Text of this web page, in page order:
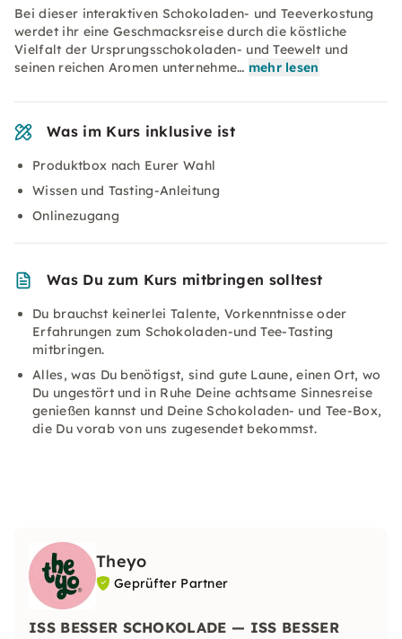
Bei dieser interaktiven Schokoladen- und Teeverkostung
werdet ihr eine Geschmacksreise durch die köstliche
Vielfalt der Ursprungsschokoladen- und Teewelt und
seinen reichen Aromen unternehme… mehr lesen
Was im Kurs inklusive ist
Produktbox nach Eurer Wahl
Wissen und Tasting-Anleitung
Onlinezugang
Was Du zum Kurs mitbringen solltest
Du brauchst keinerlei Talente, Vorkenntnisse oder
Erfahrungen zum Schokoladen-und Tee-Tasting
mitbringen.
Alles, was Du benötigst, sind gute Laune, einen Ort, wo
Du ungestört und in Ruhe Deine achtsame Sinnesreise
genießen kannst und Deine Schokoladen- und Tee-Box,
die Du vorab von uns zugesendet bekommst.
Theyo
Geprüfter Partner
ISS BESSER SCHOKOLADE — ISS BESSER